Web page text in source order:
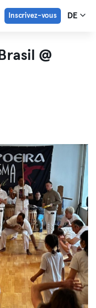
Inscrivez-vous DE
@